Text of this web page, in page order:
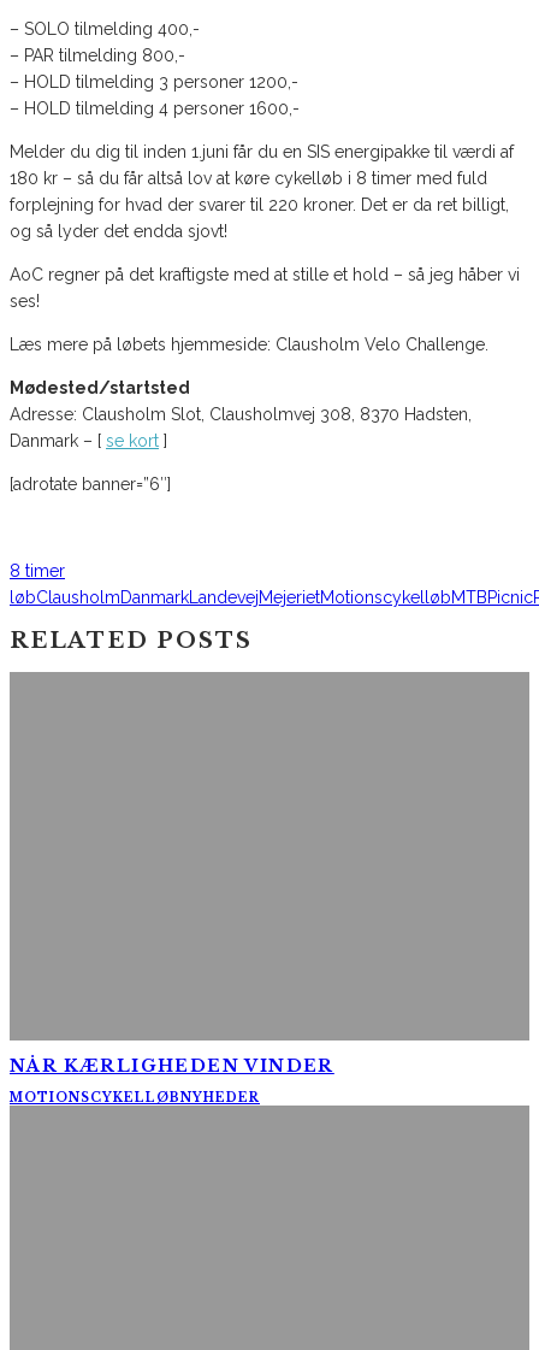
– SOLO tilmelding 400,-
– PAR tilmelding 800,-
– HOLD tilmelding 3 personer 1200,-
– HOLD tilmelding 4 personer 1600,-
Melder du dig til inden 1.juni får du en SIS energipakke til værdi af
180 kr – så du får altså lov at køre cykelløb i 8 timer med fuld
forplejning for hvad der svarer til 220 kroner. Det er da ret billigt,
og så lyder det endda sjovt!
AoC regner på det kraftigste med at stille et hold – så jeg håber vi
ses!
Læs mere på løbets hjemmeside: Clausholm Velo Challenge.
Mødested/startsted
Adresse: Clausholm Slot, Clausholmvej 308, 8370 Hadsten,
Danmark – [ se kort ]
[adrotate banner=”6″]
8 timer
løbClausholmDanmarkLandevejMejerietMotionscykelløbMTBPicnic
RELATED POSTS
NÅR KÆRLIGHEDEN VINDER
MOTIONSCYKELLØBNYHEDER